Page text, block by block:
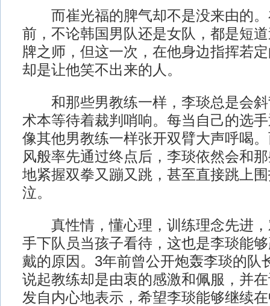
而崔光福的脾气却不是没来由的。
前，不论韩国男队还是女队，都是短
牌之师，但这一次，在他身边指挥若定
却是让他笑不出来的人。
和那些男教练一样，李琰总是会斜
术本等待着裁判哨响。每当自己的选
像其他男教练一样张开双臂大声呼喝
风般率先通过终点后，李琰依然会和
地紧握双拳又蹦又跳，甚至直接跳上
泣。
真性情，懂心理，训练理念先进，
手下队员当孩子看待，这也是李琰能
戴的原因。3年前曾公开炮轰李琰的队
说起教练却是由衷的感激和佩服，并
发自内心地表示，希望李琰能够继续